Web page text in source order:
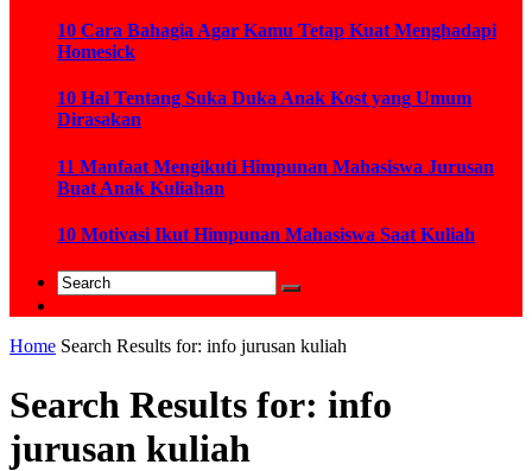
10 Cara Bahagia Agar Kamu Tetap Kuat Menghadapi
Homesick
10 Hal Tentang Suka Duka Anak Kost yang Umum
Dirasakan
11 Manfaat Mengikuti Himpunan Mahasiswa Jurusan
Buat Anak Kuliahan
10 Motivasi Ikut Himpunan Mahasiswa Saat Kuliah
Home Search Results for: info jurusan kuliah
Search Results for: info
jurusan kuliah